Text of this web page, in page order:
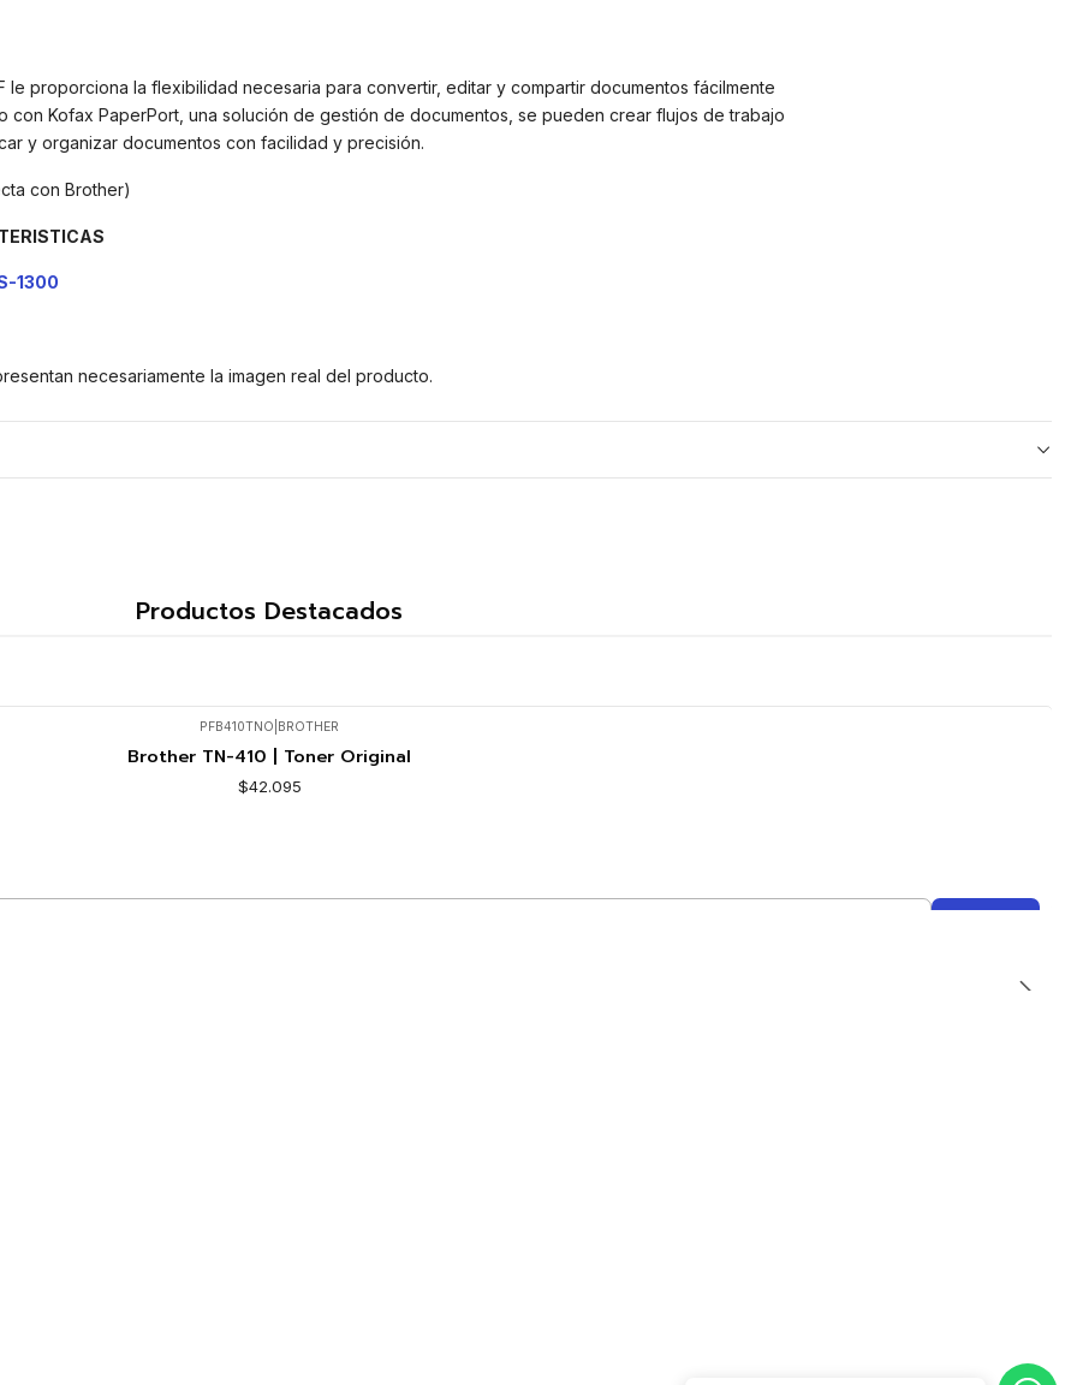
le proporciona la flexibilidad necesaria para convertir, editar y compartir documentos fácilmente
con Kofax PaperPort, una solución de gestión de documentos, se pueden crear flujos de trabajo
y organizar documentos con facilidad y precisión.
con Brother)
1300
necesariamente la imagen real del producto.
Productos Destacados
PFB410TNO BROTHER
Brother TN-410 | Toner Original
$42.095